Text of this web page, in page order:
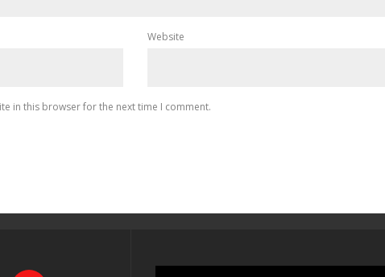
Website
in this browser for the next time I comment.